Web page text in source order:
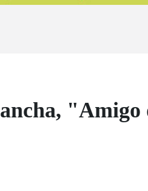
"Amigo